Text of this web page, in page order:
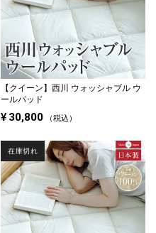
【クイーン】 西川 ウォッシャブル ウ
ールパッド
¥ 30,800 税込
在庫切れ